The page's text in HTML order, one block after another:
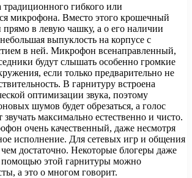
гибкого или
микрофона. Вместо этого крошечный
в левую чашку, а о его наличии
выпуклость на корпусе с
в ней. Микрофон всенаправленный,
будут слышать особенно громкие
если только предварительно не
В гарнитуру встроена
оптимизации звука, поэтому
шумов будет обрезаться, а голос
звучать максимально естественно и чисто.
очень качественный, даже несмотря
исполнение. Для сетевых игр и общения
достаточно. Некоторые блогеры даже
помощью этой гарнитуры можно
а это о многом говорит.